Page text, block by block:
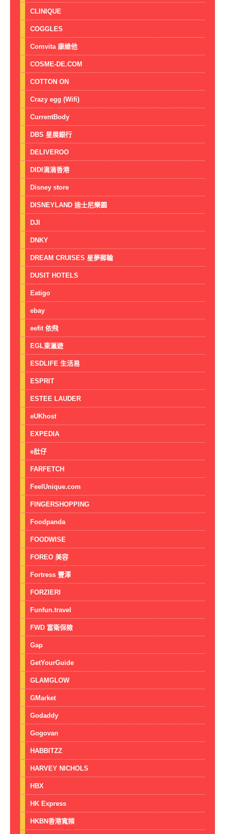
CLINIQUE
COGGLES
Comvita 康維他
COSME-DE.COM
COTTON ON
Crazy egg (Wifi)
CurrentBody
DBS 星展銀行
DELIVEROO
DIDI滴滴香港
Disney store
DISNEYLAND 迪士尼樂園
DJI
DNKY
DREAM CRUISES 星夢郵輪
DUSIT HOTELS
Eatigo
ebay
eefit 依飛
EGL東瀛遊
ESDLIFE 生活易
ESPRIT
ESTEE LAUDER
eUKhost
EXPEDIA
e肚仔
FARFETCH
FeelUnique.com
FINGERSHOPPING
Foodpanda
FOODWISE
FOREO 美容
Fortress 豐澤
FORZIERI
Funfun.travel
FWD 富衛保險
Gap
GetYourGuide
GLAMGLOW
GMarket
Godaddy
Gogovan
HABBITZZ
HARVEY NICHOLS
HBX
HK Express
HKBN香港寬頻